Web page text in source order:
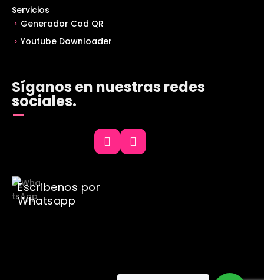
Servicios
Generador Cod QR
Youtube Downloader
Síganos en nuestras redes
sociales.
Escribenos por
Whatsapp